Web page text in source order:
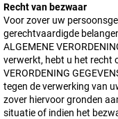
Recht van bezwaar
Voor zover uw
gerechtvaardigde
ALGEMENE
verwerkt, hebt u het recht
VERORDENING
tegen de verwerking van
zover hiervoor gronden
situatie of indien het